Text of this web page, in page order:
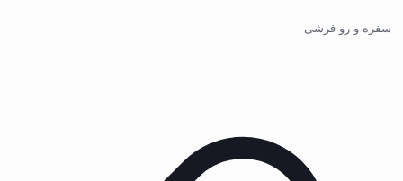
سفره و رو فرشی